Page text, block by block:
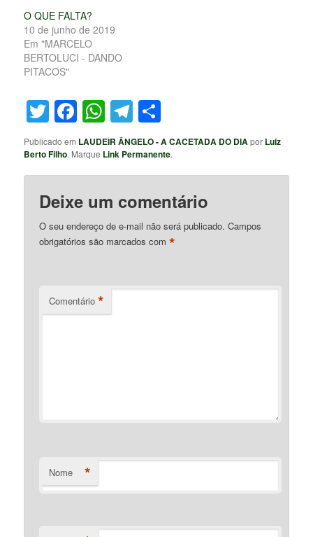
O QUE FALTA?
10 de junho de 2019
Em "MARCELO
BERTOLUCI - DANDO
PITACOS"
Twitter
Facebook
WhatsApp
Telegram
Publicado em LAUDEIR ÂNGELO - A CACETADA DO DIApor Luiz
Berto Filho. Marque Link Permanente.
Deixe um comentário
O seu endereço de e-mail não será publicado. Campos
obrigatórios são marcados com*
Comentário *
Nome *